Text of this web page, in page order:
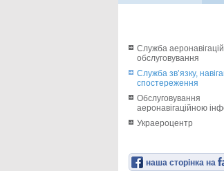
Служба
обслуговування
Служба зв’язку,
спостереження
Обслуговування
аеронавігаційною
Украероцентр
наша сторінка на